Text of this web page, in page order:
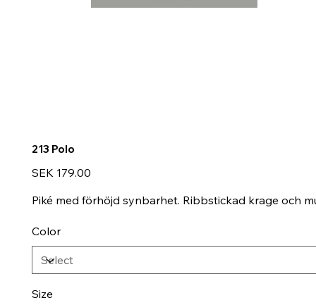
213 Polo
Price
SEK 179.00
Piké med förhöjd synbarhet. Ribbstickad krage och
Color
Size